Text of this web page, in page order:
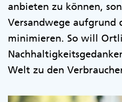
anbieten zu können,
Versandwege aufgrund
minimieren. So will
Welt zu den